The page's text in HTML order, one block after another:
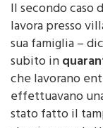
lavora presso
sua famiglia –
subito in
che lavorano
effettuavano
stato fatto il
stessi sono a